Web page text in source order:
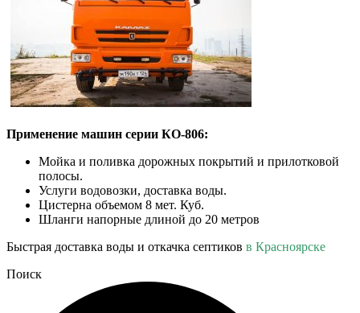
Применение машин серии КО-806:
Мойка и поливка дорожных покрытий и прилотковой
полосы.
Услуги водовозки, доставка воды.
Цистерна объемом 8 мет. Куб.
Шланги напорные длиной до 20 метров
Быстрая доставка воды и откачка септиков в Красноярске
Поиск